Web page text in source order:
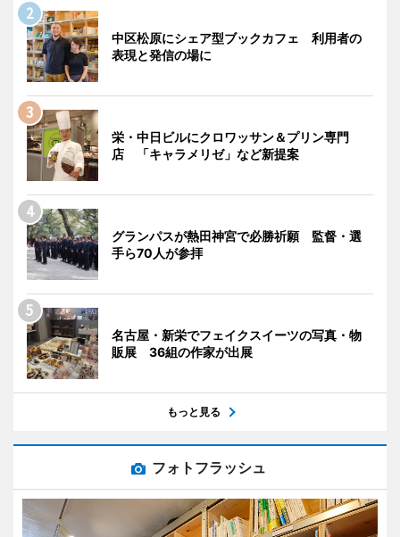
中区松原にシェア型ブックカフェ 利用者の
表現と発信の場に
栄・中日ビルにクロワッサン＆プリン専門
店 「キャラメリゼ」など新提案
グランパスが熱田神宮で必勝祈願 監督・選
手ら70人が参拝
名古屋・新栄でフェイクスイーツの写真・物
販展 36組の作家が出展
もっと見る
フォトフラッシュ